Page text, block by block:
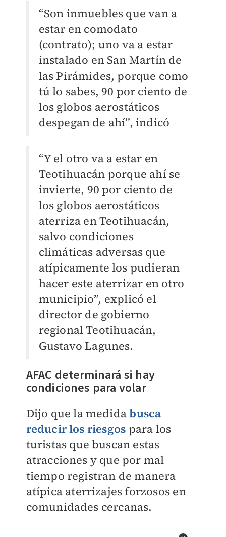
“Son inmuebles que van a
estar en comodato
(contrato); uno va a estar
instalado en San Martín de
las Pirámides, porque como
tú lo sabes, 90 por ciento de
los globos aerostáticos
despegan de ahí”, indicó
“Y el otro va a estar en
Teotihuacán porque ahí se
invierte, 90 por ciento de
los globos aerostáticos
aterriza en Teotihuacán,
salvo condiciones
climáticas adversas que
atípicamente los pudieran
hacer este aterrizar en otro
municipio”, explicó el
director de gobierno
regional Teotihuacán,
Gustavo Lagunes.
AFAC determinará si hay
condiciones para volar
Dijo que la medidabusca
reducir los riesgos para los
turistas que buscan estas
atracciones y que por mal
tiempo registran de manera
atípica aterrizajes forzosos en
comunidades cercanas.